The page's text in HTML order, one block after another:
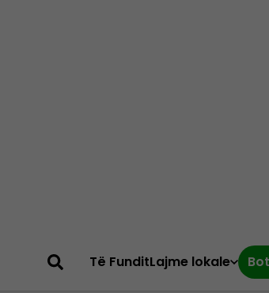
Të FunditLajme lokale